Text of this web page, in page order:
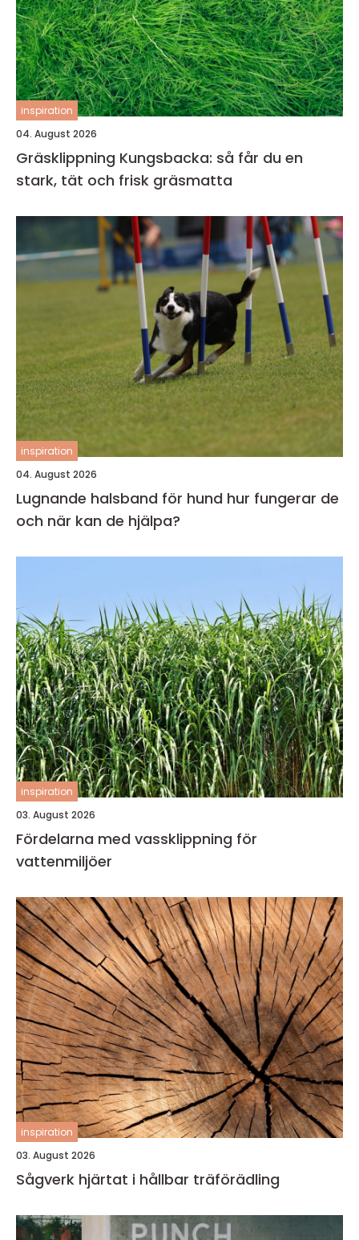
inspiration
04. August 2026
Gräsklippning Kungsbacka: så får du en
stark, tät och frisk gräsmatta
inspiration
04. August 2026
Lugnande halsband för hund hur fungerar de
och när kan de hjälpa?
inspiration
03. August 2026
Fördelarna med vassklippning för
vattenmiljöer
inspiration
03. August 2026
Sågverk hjärtat i hållbar träförädling